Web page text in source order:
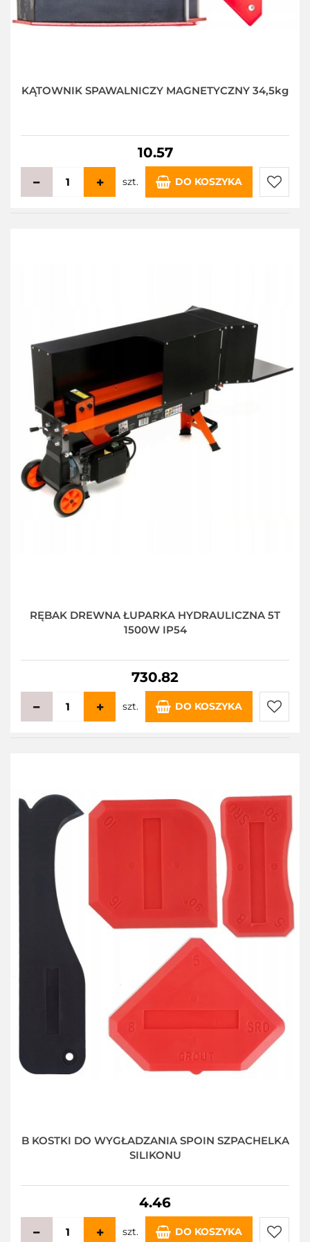
KĄTOWNIK SPAWALNICZY MAGNETYCZNY 34,5kg
10.57
szt. DO KOSZYKA
Do
RĘBAK DREWNA ŁUPARKA HYDRAULICZNA 5T
1500W IP54
730.82
szt. DO KOSZYKA
Do
B KOSTKI DO WYGŁADZANIA SPOIN SZPACHELKA
SILIKONU
4.46
szt. DO KOSZYKA